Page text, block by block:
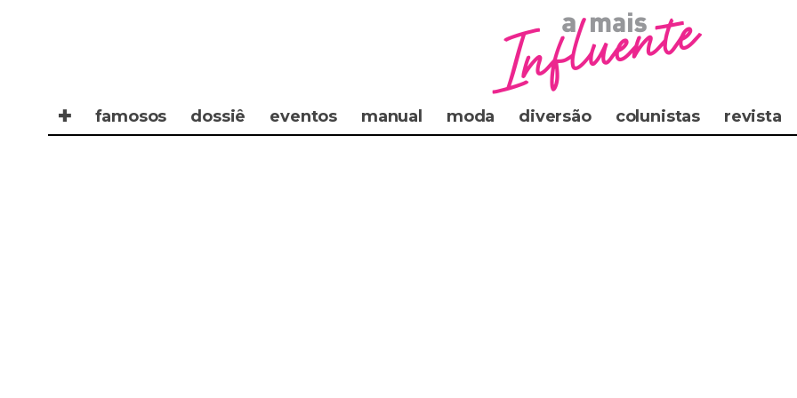
✚ famosos dossiê eventos manual moda diversão colunistas revista